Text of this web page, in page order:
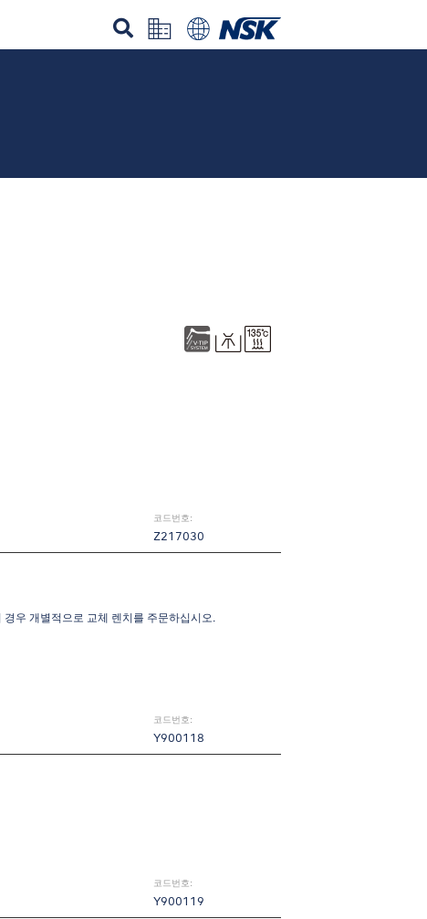
코드번호:
Z217030
우 개별적으로 교체 렌치를 주문하십시오.
코드번호:
Y900118
코드번호:
Y900119